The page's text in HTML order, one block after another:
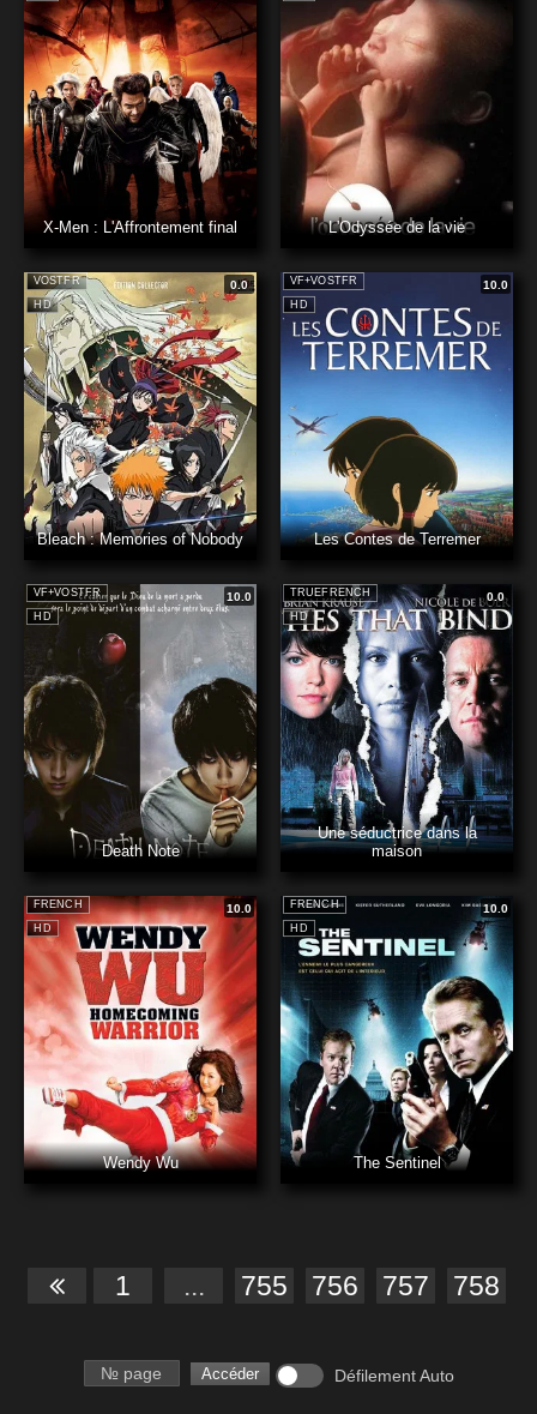
X-Men : L'Affrontement final L'Odyssée de la vie
HD
VOSTFR 0.0
Bleach : Memories of Nobody
HD
VF+VOSTFR 10.0
Les Contes de Terremer
HD
VF+VOSTFR 10.0
Death Note
HD
TRUEFRENCH 0.0
Une séductrice dans la
maison
HD
FRENCH 10.0
Wendy Wu
HD
FRENCH 10.0
The Sentinel
1 ... 755 756 757 758
Numéro de page Accéder Défilement Auto